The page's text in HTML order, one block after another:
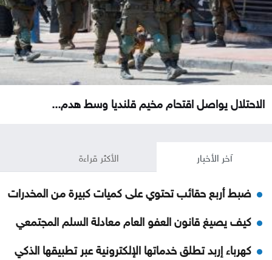
الاحتلال يواصل اقتحام مخيم قلنديا وسط هدم...
آخر الأخبار الأكثر قراءة
ضبط أربع حقائب تحتوي على كميات كبيرة من المخدرات
كيف يصيغ قانون العفو العام معادلة السلم المجتمعي
كهرباء إربد تطلق خدماتها الإلكترونية عبر تطبيقها الذكي